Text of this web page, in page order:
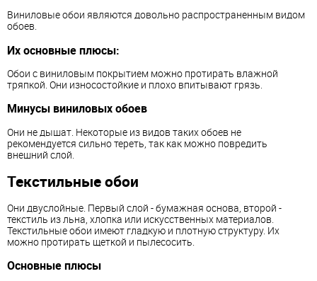
Виниловые обои являются довольно распространенным видом
обоев.
Их основные плюсы:
Обои с виниловым покрытием можно протирать влажной
тряпкой. Они износостойкие и плохо впитывают грязь.
Минусы виниловых обоев
Они не дышат. Некоторые из видов таких обоев не
рекомендуется сильно тереть, так как можно повредить
внешний слой.
Текстильные обои
Они двуслойные. Первый слой - бумажная основа, второй -
текстиль из льна, хлопка или искусственных материалов.
Текстильные обои имеют гладкую и плотную структуру. Их
можно протирать щеткой и пылесосить.
Основные плюсы